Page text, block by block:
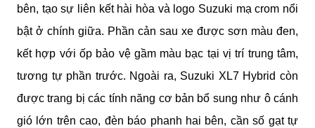
bên, tạo sự liên kết hài hòa và logo Suzuki mạ crom nổi
bật ở chính giữa. Phần cản sau xe được sơn màu đen,
kết hợp với ốp bảo vệ gầm màu bạc tại vị trí trung tâm,
tương tự phần trước. Ngoài ra, Suzuki XL7 Hybrid còn
được trang bị các tính năng cơ bản bổ sung như ô cánh
gió lớn trên cao, đèn báo phanh hai bên, cần số gạt tự